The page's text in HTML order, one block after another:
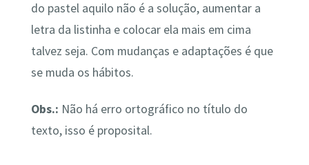
do pastel aquilo não é a solução, aumentar a
letra da listinha e colocar ela mais em cima
talvez seja. Com mudanças e adaptações é que
se muda os hábitos.
Obs.: Não há erro ortográfico no título do
texto, isso é proposital.